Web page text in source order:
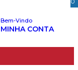
Bem-Vindo
MINHA CONTA